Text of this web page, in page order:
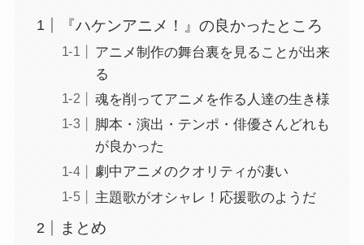
『ハケンアニメ！』の良かったところ
アニメ制作の舞台裏を見ることが出来
る
魂を削ってアニメを作る人達の生き様
脚本・演出・テンポ・俳優さんどれも
が良かった
劇中アニメのクオリティが凄い
主題歌がオシャレ！応援歌のようだ
まとめ